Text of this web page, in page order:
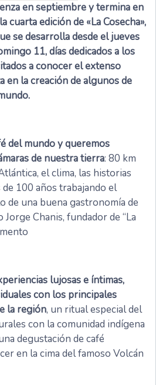
en septiembre y termina en
cuarta edición de «La Cosecha»,
se desarrolla desde el jueves
11, días dedicados a los
a conocer el extenso
en la creación de algunos de
del mundo y queremos
de nuestra tierra: 80 km
el clima, las historias
100 años trabajando el
de una buena gastronomía de
Jorge Chanis, fundador de “La
lujosas e íntimas,
con los principales
la región, un ritual especial del
con la comunidad indígena
degustación de café
en la cima del famoso Volcán